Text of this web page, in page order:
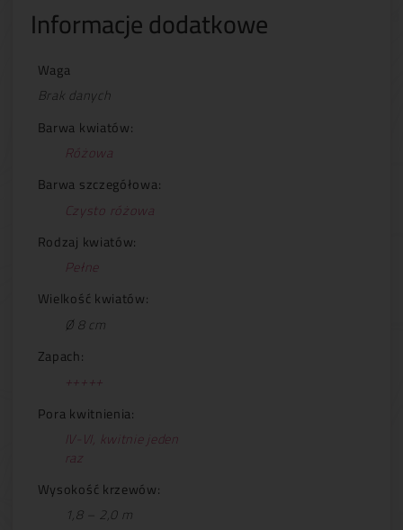
Informacje dodatkowe
Waga
Brak danych
Barwa kwiatów:
Różowa
Barwa szczegółowa:
Czysto różowa
Rodzaj kwiatów:
Pełne
Wielkość kwiatów:
Ø 8 cm
Zapach:
+++++
Pora kwitnienia:
IV-VI, kwitnie jeden
raz
Wysokość krzewów:
1,8 – 2,0 m